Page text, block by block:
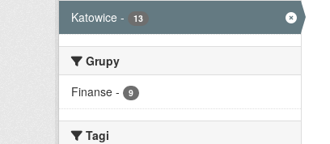
Katowice - 13
Grupy
Finanse - 9
Tagi